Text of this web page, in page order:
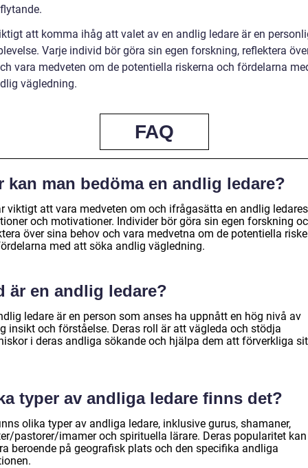
att komma ihåg att valet av en andlig ledare är en
Varje individ bör göra sin egen forskning, reflektera
vara medveten om de potentiella riskerna och fördelarna
vägledning.
FAQ
kan man bedöma en andlig ledare?
viktigt att vara medveten om och ifrågasätta en andlig ledares
och motivationer. Individer bör göra sin egen forskning
över sina behov och vara medvetna om de potentiella
med att söka andlig vägledning.
är en andlig ledare?
ledare är en person som anses ha uppnått en hög nivå av
insikt och förståelse. Deras roll är att vägleda och stödja
i deras andliga sökande och hjälpa dem att förverkliga
typer av andliga ledare finns det?
olika typer av andliga ledare, inklusive gurus, shamaner,
pastorer/imamer och spirituella lärare. Deras popularitet kan
beroende på geografisk plats och den specifika andliga